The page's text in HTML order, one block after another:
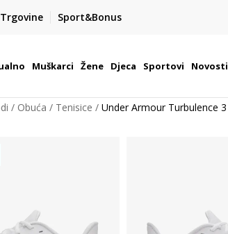
Trgovine Sport&Bonus
BOX NOW
| Više od 800 paketomata u Hrvatskoj
Muškarci Žene Djeca Sportovi Novosti
Obuća Tenisice Under Armour Turbulence 3